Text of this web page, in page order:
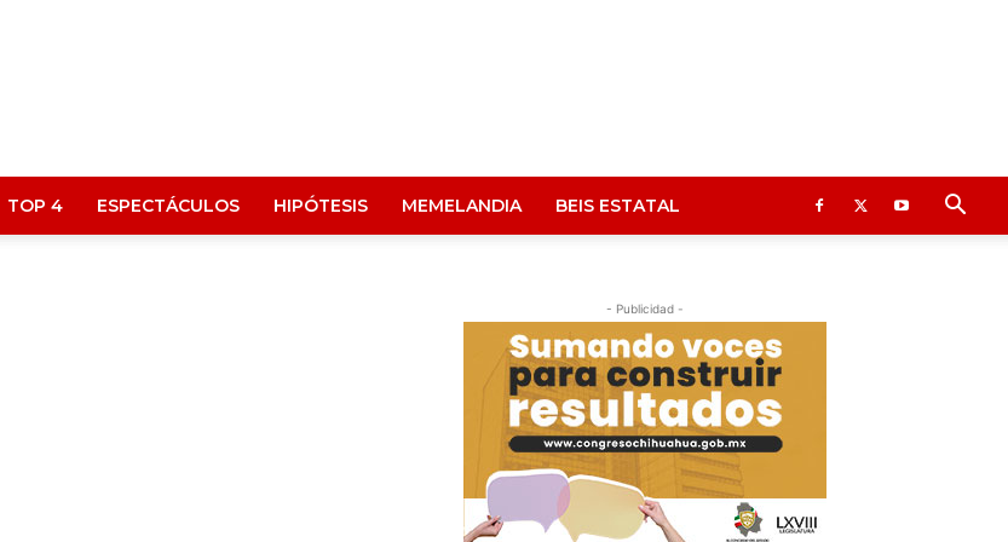
TOP 4 ESPECTÁCULOS HIPÓTESIS MEMELANDIA BEIS ESTATAL
- Publicidad -